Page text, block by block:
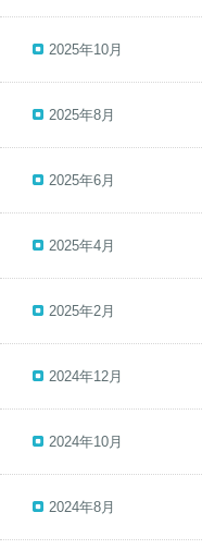
2025年10月
2025年8月
2025年6月
2025年4月
2025年2月
2024年12月
2024年10月
2024年8月